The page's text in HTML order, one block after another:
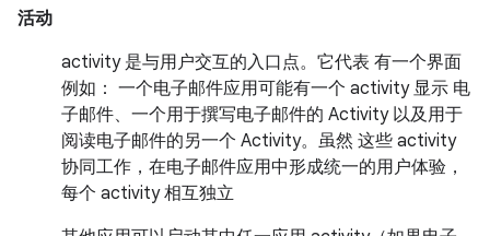
活动
activity 是与用户交互的入口点。 它代表 有一个界面
例如： 一个电子邮件应用可能有一个 activity 显示 电
子邮件、一个用于撰写电子邮件的 Activity 以及用于
阅读电子邮件的另一个 Activity。虽然 这些 activity
协同工作，在电子邮件应用中形成统一的用户体验，
每个 activity 相互独立